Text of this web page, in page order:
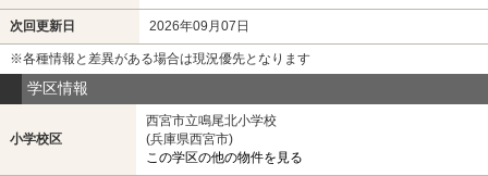
次回更新日 2026年09月07日
※各種情報と差異がある場合は現況優先となります
学区情報
小学校区
西宮市立鳴尾北小学校
(兵庫県西宮市)
この学区の他の物件を見る